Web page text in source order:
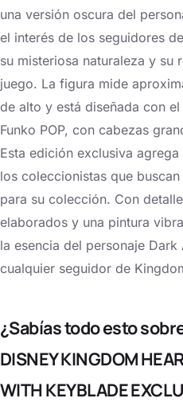
una versión oscura del
el interés de los seguidores
su misteriosa naturaleza y su
juego. La figura mide
de alto y está diseñada con
Funko POP, con cabezas
Esta edición exclusiva
los coleccionistas que
para su colección. Con
elaborados y una pintura
la esencia del personaje
cualquier seguidor de
¿Sabías todo esto
DISNEY KINGDOM
WITH KEYBLADE